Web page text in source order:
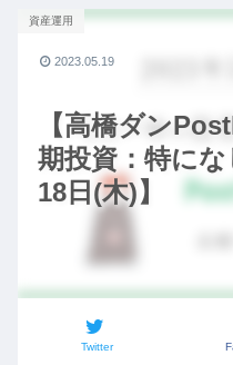
【高橋ダン
期投資：特にな
18日(木)】
資産運用
Twitter
2023.05.19